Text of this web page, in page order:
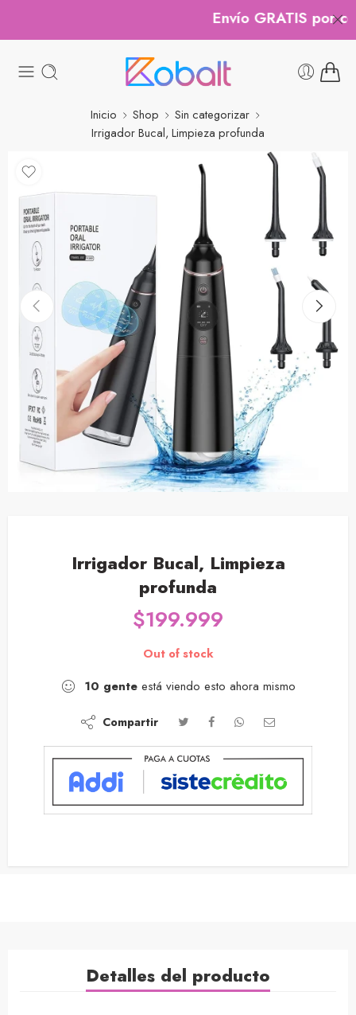
Envío GRATIS por
Inicio Shop
Sin categorizar
Irrigador Bucal, Limpieza profunda
Irrigador Bucal, Limpieza
profunda
$199.999
Out of stock
10 gente está viendo esto ahora mismo
Compartir
Detalles del producto